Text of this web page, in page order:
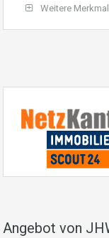
Weitere
Angebot von